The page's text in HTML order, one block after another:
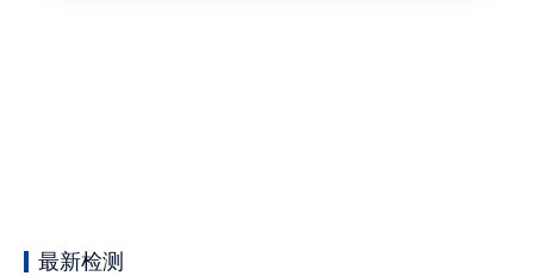
最新检测